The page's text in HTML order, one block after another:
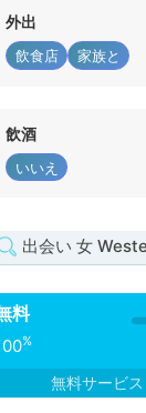
外出
飲食店 家族と
飲酒
いいえ
出会い 女
料
%
無料サービス